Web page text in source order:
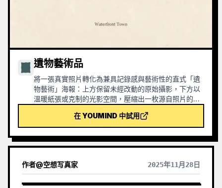
遺物藝術品
將一張真實照片轉化為兼具記錄感與藝術性的直式「遺
物藝術」海報：上方保留未經改動的原始攝影，下方以
溫暖紙張或克制的光影空間，壓縮出一枚源自照片的記
色塊面、柔化邊緣、留白切口和稀疏線條，提煉出建
築、城市、水面、道路、人物尺度、地平線與光影關
調安靜、克制和現代版畫般的質感，色彩從原圖提取，
以深藍、墨黑、灰綠、石色或低飽和暖色為主，並在合
適時加入一處微小的暖色標記。標題通常保持極小、詩
在 YOUMIND 中試用
作者@空想写真家 2025年11月28日
查看其他模型的結果